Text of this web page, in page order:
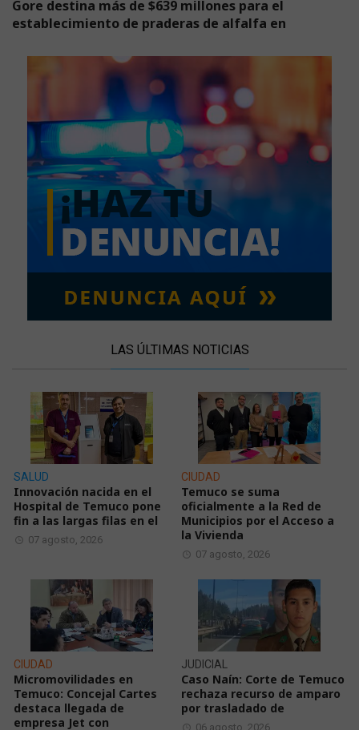
Gore destina más de $639 millones para el
establecimiento de praderas de alfalfa en
LAS ÚLTIMAS NOTICIAS
SALUD
Innovación nacida en el
Hospital de Temuco pone
fin a las largas filas en el
07 agosto, 2026
CIUDAD
Temuco se suma
oficialmente a la Red de
Municipios por el Acceso a
la Vivienda
07 agosto, 2026
CIUDAD
Micromovilidades en
Temuco: Concejal Cartes
destaca llegada de
empresa Jet con
JUDICIAL
Caso Naín: Corte de Temuco
rechaza recurso de amparo
por trasladado de
06 agosto, 2026